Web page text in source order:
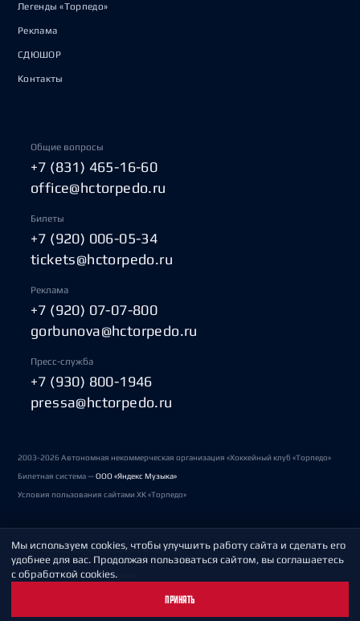
Легенды «Торпедо»
Реклама
СДЮШОР
Контакты
Общие вопросы
+7 (831) 465-16-60
office@hctorpedo.ru
Билеты
+7 (920) 006-05-34
tickets@hctorpedo.ru
Реклама
+7 (920) 07-07-800
gorbunova@hctorpedo.ru
Пресс-служба
+7 (930) 800-1946
pressa@hctorpedo.ru
2003-2026 Автономная некоммерческая организация «Хоккейный клуб «Торпедо»
Билетная система —ООО «Яндекс Музыка»
Условия пользования сайтами ХК «Торпедо»
Политика обработки персональных данных
Пользовательское соглашение
Мы используем cookies, чтобы улучшить работу сайта и сделать его
удобнее для вас. Продолжая пользоваться сайтом, вы соглашаетесь
с обработкой cookies.
ПРИНЯТЬ